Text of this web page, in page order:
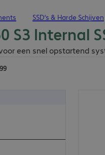
SSD’s & Harde Schijven
S3 Internal
een snel opstartend
99